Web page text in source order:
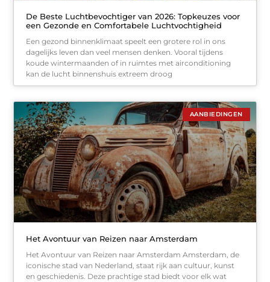
De Beste Luchtbevochtiger van 2026: Topkeuzes voor
een Gezonde en Comfortabele Luchtvochtigheid
Een gezond binnenklimaat speelt een grotere rol in ons
dagelijks leven dan veel mensen denken. Vooral tijdens
koude wintermaanden of in ruimtes met airconditioning
kan de lucht binnenshuis extreem droog
AANBIEDINGEN
Het Avontuur van Reizen naar Amsterdam
Het Avontuur van Reizen naar Amsterdam Amsterdam, de
iconische stad van Nederland, staat rijk aan cultuur, kunst
en geschiedenis. Deze prachtige stad biedt voor elk wat